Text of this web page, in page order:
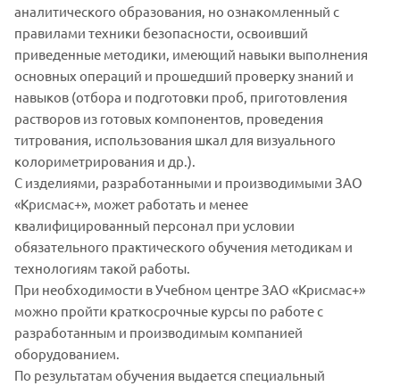
аналитического образования, но ознакомленный с
правилами техники безопасности, освоивший
приведенные методики, имеющий навыки выполнения
основных операций и прошедший проверку знаний и
навыков (отбора и подготовки проб, приготовления
растворов из готовых компонентов, проведения
титрования, использования шкал для визуального
колориметрирования и др.).
С изделиями, разработанными и производимыми ЗАО
«Крисмас+», может работать и менее
квалифицированный персонал при условии
обязательного практического обучения методикам и
технологиям такой работы.
При необходимости в Учебном центре ЗАО «Крисмас+»
можно пройти краткосрочные курсы по работе с
разработанным и производимым компанией
оборудованием.
По результатам обучения выдается специальный